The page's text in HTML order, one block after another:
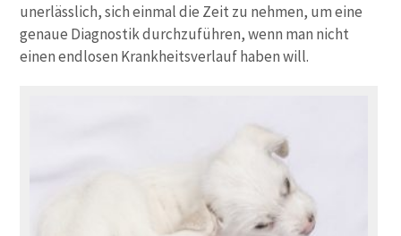
unerlässlich, sich einmal die Zeit zu nehmen, um eine
genaue Diagnostik durchzuführen, wenn man nicht
einen endlosen Krankheitsverlauf haben will.